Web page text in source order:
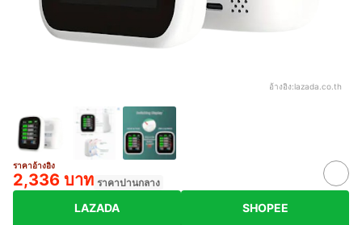
อ้างอิง:lazada.co.th
ราคาอ้างอิง
2,336 บาท ราคาปานกลาง
LAZADA SHOPEE